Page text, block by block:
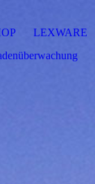
LEXWARE